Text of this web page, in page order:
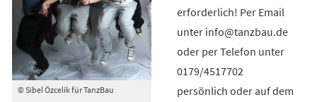
© Sibel Özcelik für TanzBau
erforderlich! Per Email
unter info@tanzbau.de
oder per Telefon unter
0179/4517702
persönlich oder auf dem